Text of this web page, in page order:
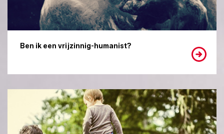
Ben ik een vrijzinnig-humanist?